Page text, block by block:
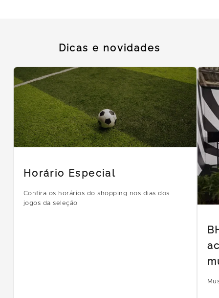
Dicas e novidades
Horário Especial
Confira os horários do shopping nos dias dos
jogos da seleção